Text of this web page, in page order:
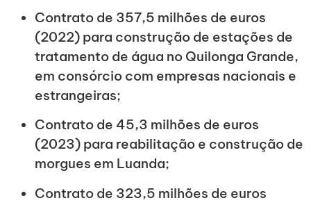
Contrato de 357,5 milhões de euros
(2022) para construção de estações de
tratamento de água no Quilonga Grande,
em consórcio com empresas nacionais e
estrangeiras;
Contrato de 45,3 milhões de euros
(2023) para reabilitação e construção de
morgues em Luanda;
Contrato de 323,5 milhões de euros